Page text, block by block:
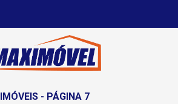
- PÁGINA 7